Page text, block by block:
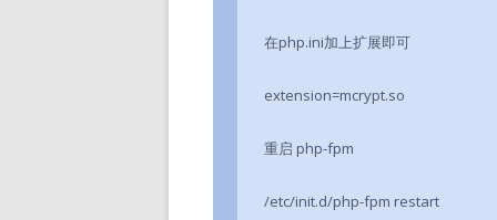
在php.ini加上扩展即可
extension=mcrypt.so
重启 php-fpm
/etc/init.d/php-fpm restart